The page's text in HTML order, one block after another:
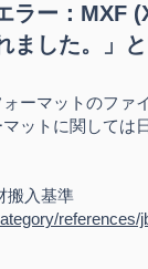
ラー：MXF
ました。」
ーマットのファ
ットに関しては
搬入基準
references/